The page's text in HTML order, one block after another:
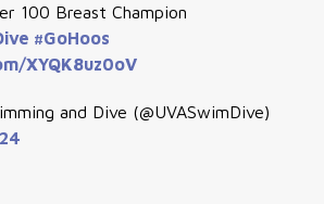
100 Breast Champion
#GoHoos
XYQK8uz0oV
and Dive (@UVASwimDive)